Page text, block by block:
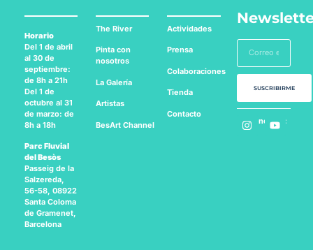
Horario
Del 1 de abril
al 30 de
septiembre:
de 8h a 21h
Del 1 de
octubre al 31
de marzo: de
8h a 18h
Parc Fluvial
del Besòs
Passeig de la
Salzereda,
56-58, 08922
Santa Coloma
de Gramenet,
Barcelona
The River
Pinta con
nosotros
La Galería
Artistas
BesArt Channel
Actividades
Prensa
Colaboraciones
Tienda
Contacto
SUSCRIBIRME
Síguenos en: